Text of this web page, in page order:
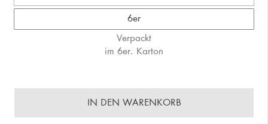
6er
Verpackt
im 6er. Karton
IN DEN WARENKORB